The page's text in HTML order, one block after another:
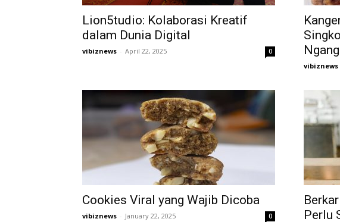
Lion5tudio: Kolaborasi Kreatif
dalam Dunia Digital
vibiznews - April 22, 2025 0
vibiznews
Cookies Viral yang Wajib Dicoba
vibiznews - January 22, 2025 0
Perlu